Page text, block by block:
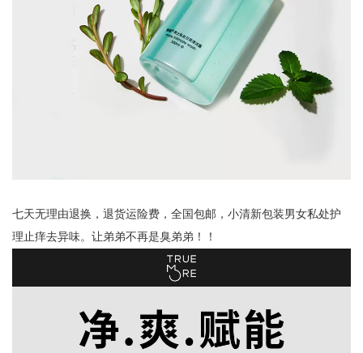
七天无理由退换，退货运险费，全国包邮，小清新包装男女私处护
理止痒去异味。让弟弟不再是臭弟弟！！